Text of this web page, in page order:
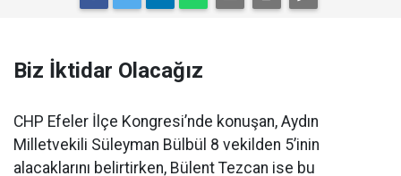
Biz İktidar Olacağız
CHP Efeler İlçe Kongresi’nde konuşan, Aydın
Milletvekili Süleyman Bülbül 8 vekilden 5’inin
alacaklarını belirtirken, Bülent Tezcan ise bu